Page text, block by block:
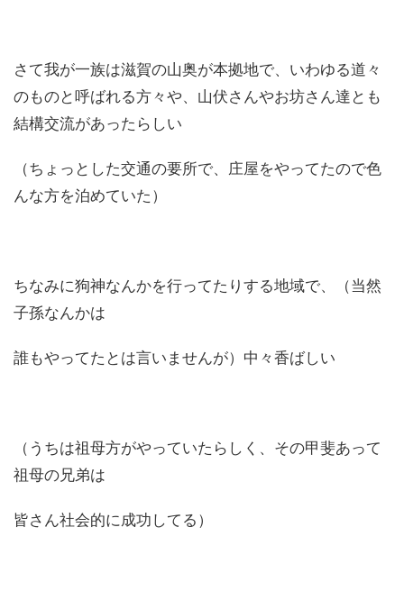
さて我が一族は滋賀の山奥が本拠地で、いわゆる道々
のものと呼ばれる方々や、山伏さんやお坊さん達とも
結構交流があったらしい
（ちょっとした交通の要所で、庄屋をやってたので色
んな方を泊めていた）
ちなみに狗神なんかを行ってたりする地域で、（当然
子孫なんかは
誰もやってたとは言いませんが）中々香ばしい
（うちは祖母方がやっていたらしく、その甲斐あって
祖母の兄弟は
皆さん社会的に成功してる）